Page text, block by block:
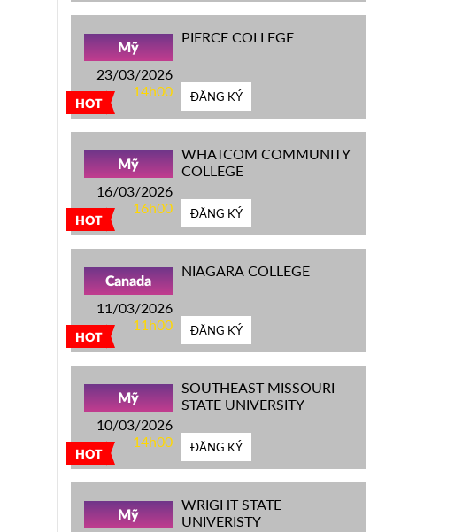
HOT
Mỹ
23/03/2026
14h00
PIERCE COLLEGE
ĐĂNG KÝ
HOT
Mỹ
16/03/2026
16h00
WHATCOM COMMUNITY
COLLEGE
ĐĂNG KÝ
HOT
Canada
11/03/2026
11h00
NIAGARA COLLEGE
ĐĂNG KÝ
HOT
Mỹ
10/03/2026
14h00
SOUTHEAST MISSOURI
STATE UNIVERSITY
ĐĂNG KÝ
Mỹ
WRIGHT STATE
UNIVERISTY